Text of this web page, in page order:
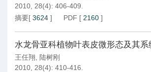
2010, 28(4): 406-409.
摘要[ 3624 ] PDF [ 2160 ]
水龙骨亚科植物叶表皮微形态及其系
王任翔
陆树刚
2010, 28(4): 410-416.